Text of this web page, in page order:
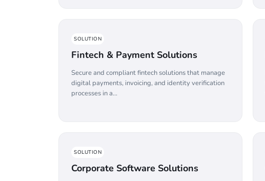
SOLUTION
Fintech & Payment Solutions
Secure and compliant fintech solutions that manage
digital payments, invoicing, and identity verification
processes in a...
SOLUTION
Corporate Software Solutions